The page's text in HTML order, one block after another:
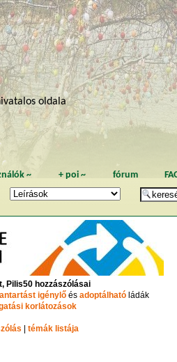
oldala
~ + poi~ fórum
Pilis50 hozzászólásai
igénylőés adoptálhatóládák
korlátozások
| témák listája